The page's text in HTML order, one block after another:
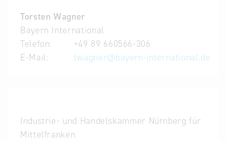
Torsten Wagner
Bayern International
Telefon:
+49 89 660566-306
E-Mail:
twagner@bayern-international.de
Industrie- und Handelskammer Nürnberg für
Mittelfranken